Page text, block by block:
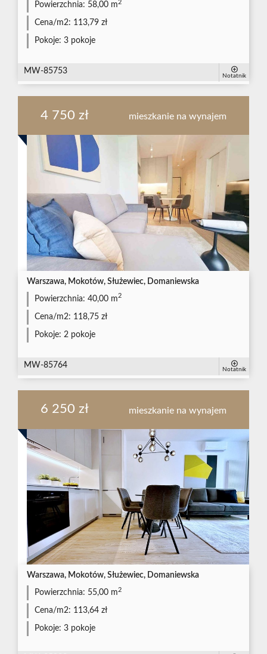
Powierzchnia: 58,00 m2
Cena/m2: 113,79 zł
Pokoje: 3 pokoje
MW-85753
Notatnik
4 750 zł mieszkanie na wynajem
Warszawa, Mokotów, Służewiec, Domaniewska
Powierzchnia: 40,00 m2
Cena/m2: 118,75 zł
Pokoje: 2 pokoje
MW-85764
Notatnik
6 250 zł mieszkanie na wynajem
Warszawa, Mokotów, Służewiec, Domaniewska
Powierzchnia: 55,00 m 2
Cena/m2: 113,64 zł
Pokoje: 3 pokoje